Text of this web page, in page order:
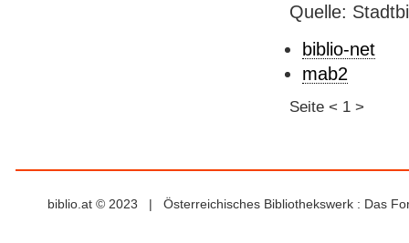
Quelle:
biblio-net
mab2
Seite < 1 >
biblio.at © 2023 | Österreichisches Bibliothekswerk : Das